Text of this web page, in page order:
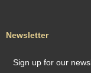
Newsletter
Sign up for our